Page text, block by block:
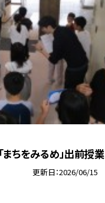
まちをみるめ」出前授業
更新日 2026/06/15